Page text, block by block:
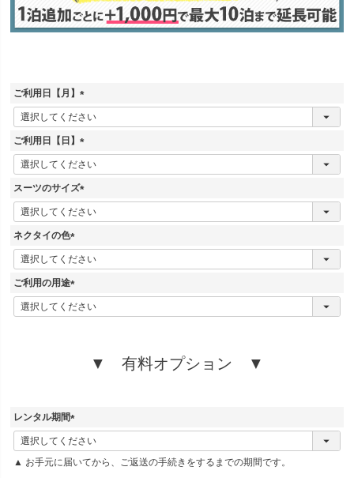
ご利用日【月】
(
必
須
)
ご利用日【日】
(
必
須
)
スーツのサイズ
(
必
)
ネクタイの色
(
必
須
)
ご利用の用途
(
必
▼ 有料オプション ▼
レンタル期間
(
必
須
▲ お手元に届いてから、ご返送の手続きをするまでの期間です。